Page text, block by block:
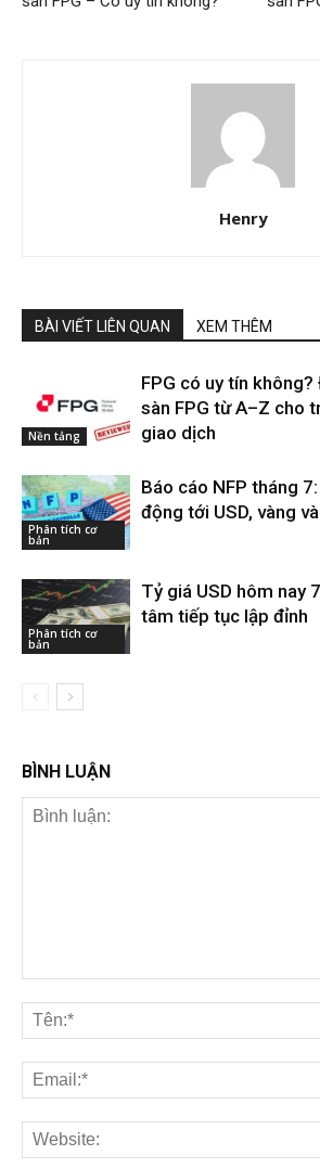
Henry
BÀI VIẾT LIÊN QUAN XEM THÊM
Nền tảng
FPG có uy tín
sàn FPG từ A–Z cho
giao dịch
Phân tích cơ
bản
Báo cáo NFP tháng
động tới USD, vàng
Phân tích cơ
bản
Tỷ giá USD hôm nay
tâm tiếp tục lập đỉnh
BÌNH LUẬN